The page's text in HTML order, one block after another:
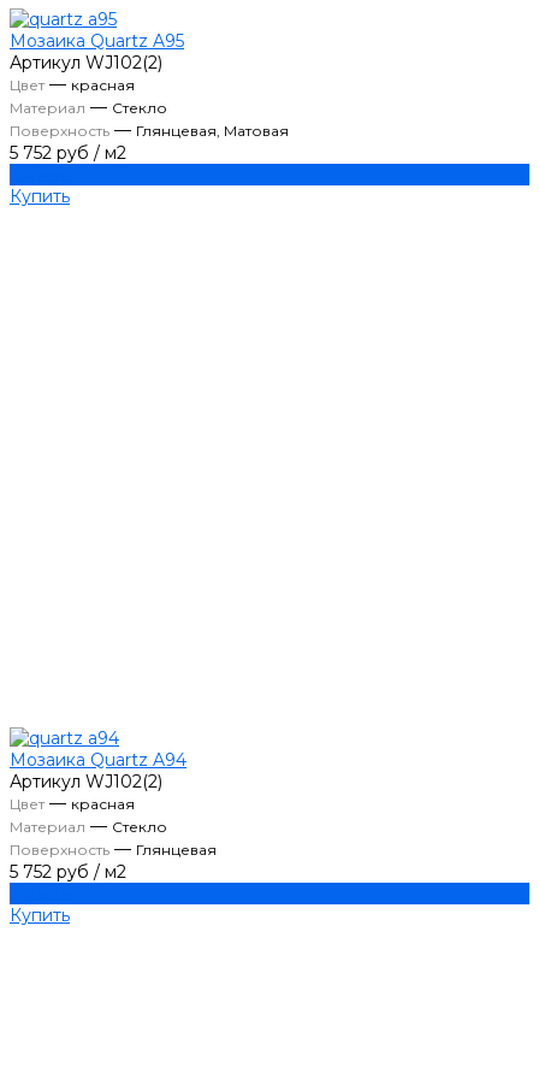
Мозаика Quartz A95
Артикул WJ102(2)
Цвет— красная
Материал — Стекло
Поверхность — Глянцевая, Матовая
5 752 руб / м2
Купить
Мозаика Quartz A94
Артикул WJ102(2)
Цвет— красная
Материал — Стекло
Поверхность — Глянцевая
5 752 руб / м2
Купить